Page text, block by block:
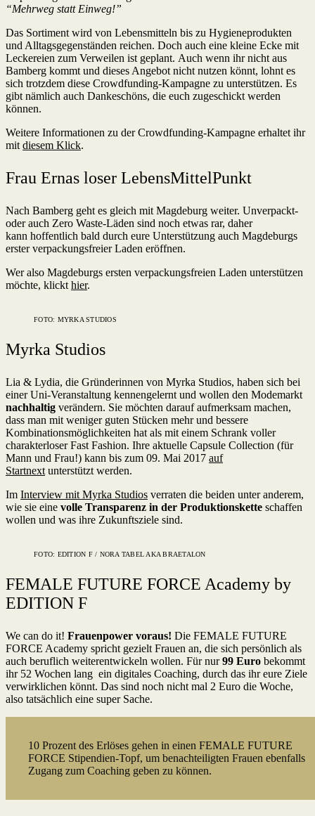
“Mehrweg statt Einweg!”
Das Sortiment wird von Lebensmitteln bis zu Hygieneprodukten
und Alltagsgegenständen reichen. Doch auch eine kleine Ecke mit
Leckereien zum Verweilen ist geplant. Auch wenn ihr nicht aus
Bamberg kommt und dieses Angebot nicht nutzen könnt, lohnt es
sich trotzdem diese Crowdfunding-Kampagne zu unterstützen. Es
gibt nämlich auch Dankeschöns, die euch zugeschickt werden
können.
Weitere Informationen zu der Crowdfunding-Kampagne erhaltet ihr
mit diesem Klick.
Frau Ernas loser LebensMittelPunkt
Nach Bamberg geht es gleich mit Magdeburg weiter. Unverpackt-
oder auch Zero Waste-Läden sind noch etwas rar, daher
kann hoffentlich bald durch eure Unterstützung auch Magdeburgs
erster verpackungsfreier Laden eröffnen.
Wer also Magdeburgs ersten verpackungsfreien Laden unterstützen
möchte, klickt hier.
FOTO: MYRKA STUDIOS
Myrka Studios
Lia & Lydia, die Gründerinnen von Myrka Studios, haben sich bei
einer Uni-Veranstaltung kennengelernt und wollen den Modemarkt
nachhaltig verändern. Sie möchten darauf aufmerksam machen,
dass man mit weniger guten Stücken mehr und bessere
Kombinationsmöglichkeiten hat als mit einem Schrank voller
charakterloser Fast Fashion. Ihre aktuelle Capsule Collection (für
Mann und Frau!) kann bis zum 09. Mai 2017 auf
Startnext unterstützt werden.
Im Interview mit Myrka Studios verraten die beiden unter anderem,
wie sie eine volle Transparenz in der Produktionskette schaffen
wollen und was ihre Zukunftsziele sind.
FOTO: EDITION F / NORA TABEL AKA BRAETALON
FEMALE FUTURE FORCE Academy by
EDITION F
We can do it! Frauenpower voraus! Die FEMALE FUTURE
FORCE Academy spricht gezielt Frauen an, die sich persönlich als
auch beruflich weiterentwickeln wollen. Für nur99 Euro bekommt
ihr 52 Wochen lang ein digitales Coaching, durch das ihr eure Ziele
verwirklichen könnt. Das sind noch nicht mal 2 Euro die Woche,
also tatsächlich eine super Sache.
10 Prozent des Erlöses gehen in einen FEMALE FUTURE
FORCE Stipendien-Topf, um benachteiligten Frauen ebenfalls
Zugang zum Coaching geben zu können.